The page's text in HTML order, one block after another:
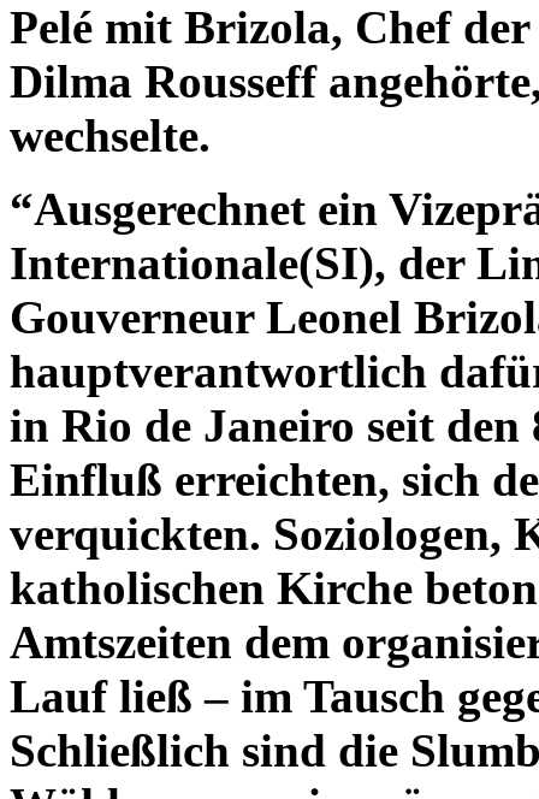
Pelé mit Brizola, Chef
Dilma Rousseff
wechselte.
“Ausgerechnet ein
Internationale(SI), der
Gouverneur Leonel
hauptverantwortlich
in Rio de Janeiro seit
Einfluß erreichten, sich
verquickten. Soziologen,
katholischen Kirche
Amtszeiten dem
Lauf ließ – im Tausch
Schließlich sind die